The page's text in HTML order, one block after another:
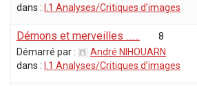
dans :
I.1 Analyses/Critiques d’images
Démons et merveilles ……
Démarré par :
André NIHOUARN
dans :
I.1 Analyses/Critiques d’images
8